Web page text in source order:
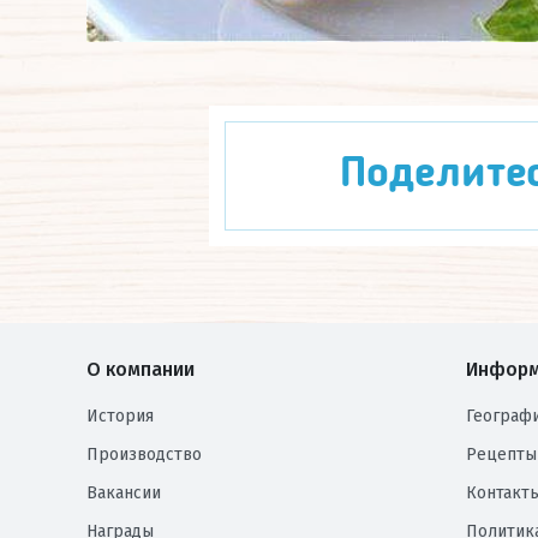
О компании
История
Производство
Вакансии
Награды
Рецепты